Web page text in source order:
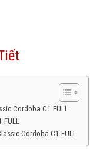
Cordoba C1 FULL
FULL
Cordoba C1 FULL